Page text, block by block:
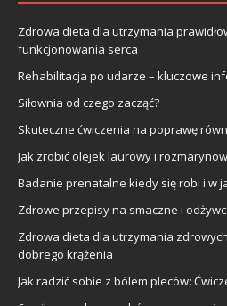
Zdrowa dieta dla utrzymania
funkcjonowania serca
Rehabilitacja po udarze – kluczowe
Siłownia od czego zacząć?
Skuteczne ćwiczenia na poprawę
Jak zrobić olejek laurowy i
Badanie prenatalne kiedy się robi i w
Zdrowe przepisy na smaczne i
Zdrowa dieta dla utrzymania
dobrego krążenia
Jak radzić sobie z bólem pleców: